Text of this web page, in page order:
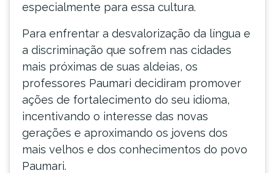
especialmente para essa cultura.
Para enfrentar a desvalorização da língua e
a discriminação que sofrem nas cidades
mais próximas de suas aldeias, os
professores Paumari decidiram promover
ações de fortalecimento do seu idioma,
incentivando o interesse das novas
gerações e aproximando os jovens dos
mais velhos e dos conhecimentos do povo
Paumari.